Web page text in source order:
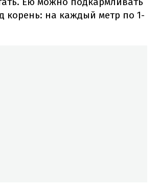
корень: на каждый метр по 1-